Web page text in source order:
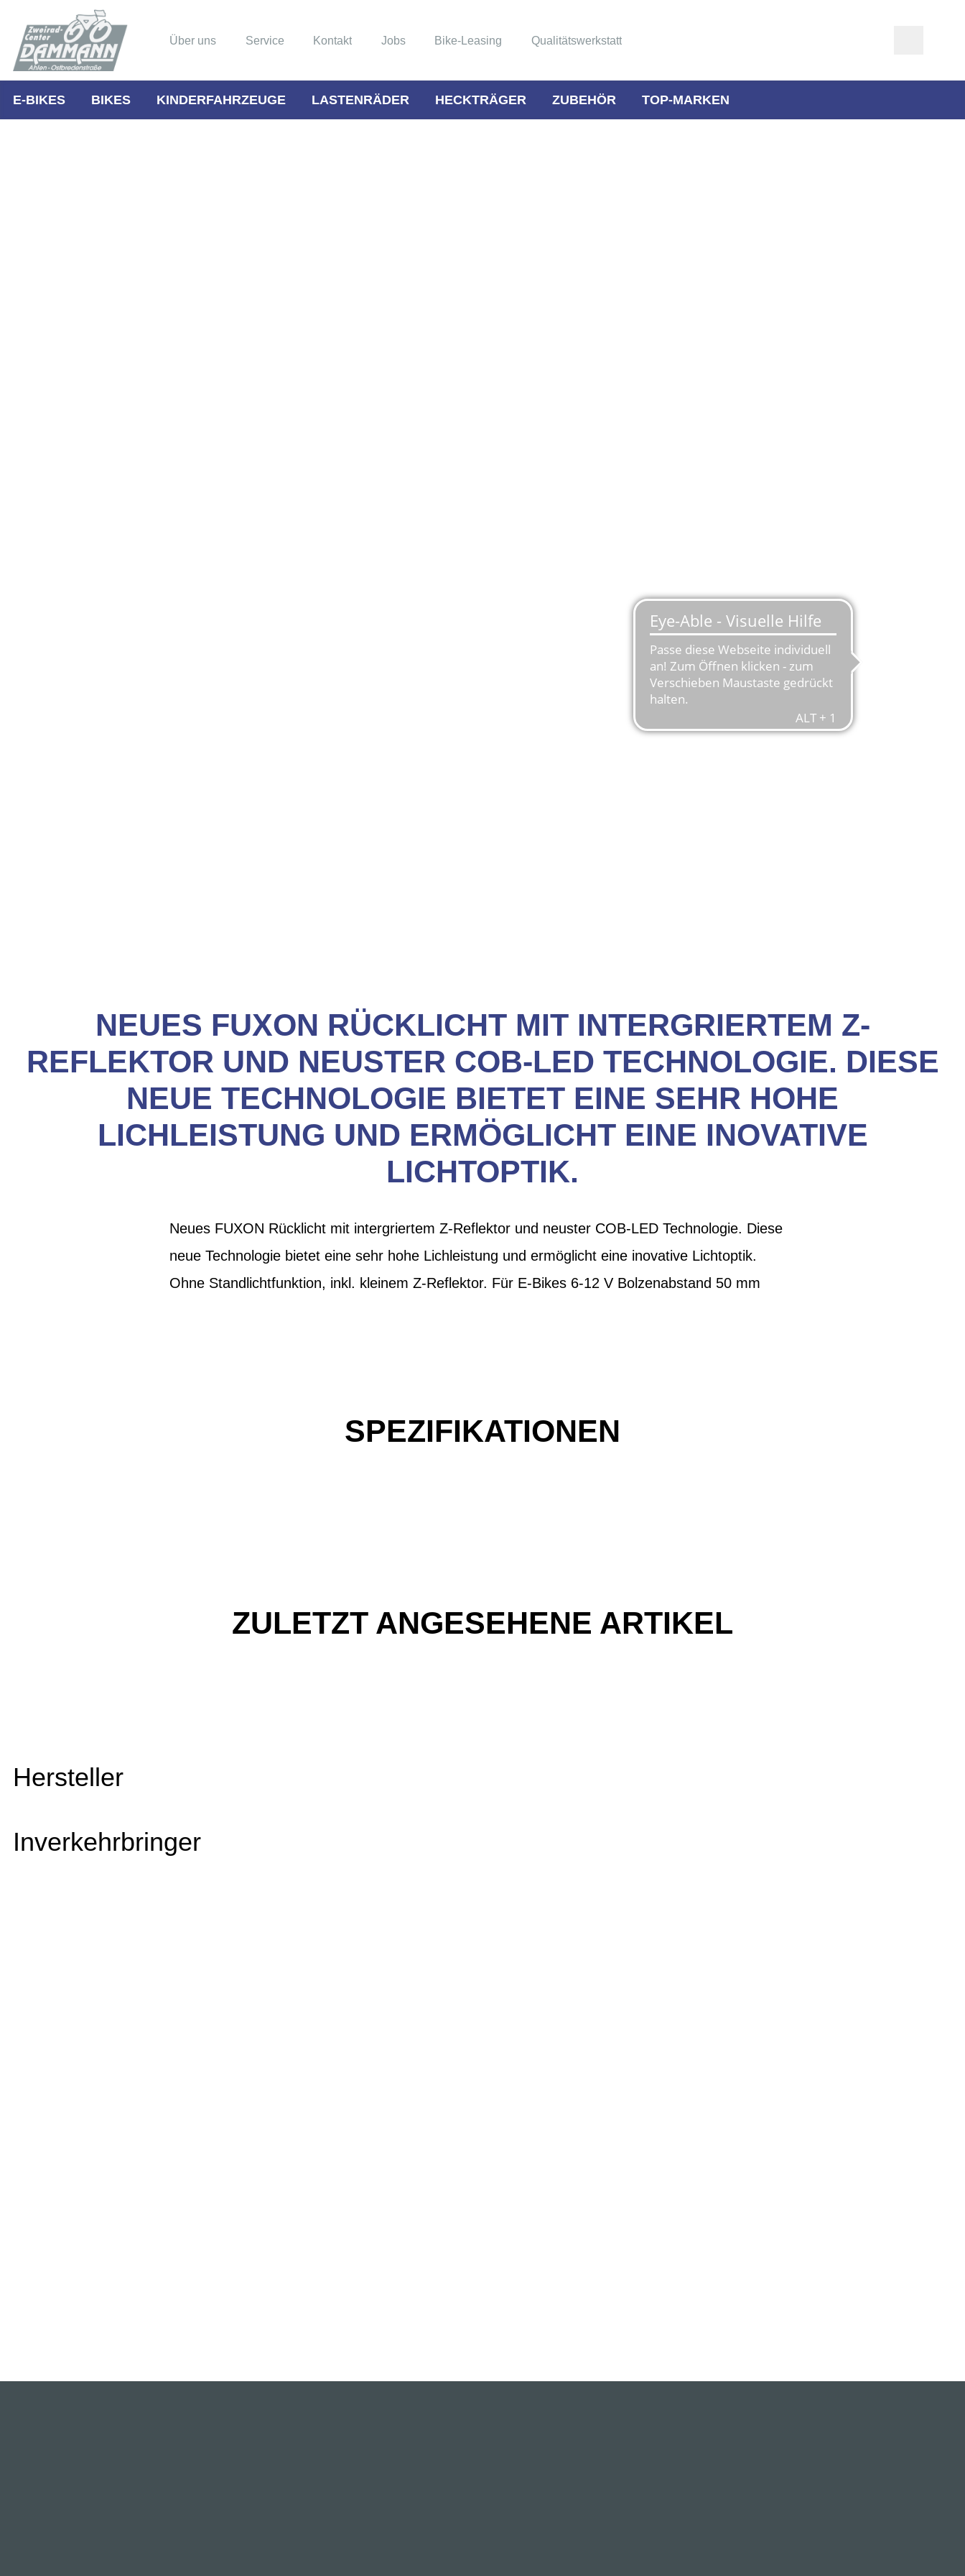
Über uns Service Kontakt Jobs Bike-Leasing Qualitätswerkstatt
E-BIKES BIKES KINDERFAHRZEUGE LASTENRÄDER HECKTRÄGER ZUBEHÖR TOP-MARKEN
NEUES FUXON RÜCKLICHT MIT INTERGRIERTEM Z-
REFLEKTOR UND NEUSTER COB-LED TECHNOLOGIE. DIESE
NEUE TECHNOLOGIE BIETET EINE SEHR HOHE
LICHLEISTUNG UND ERMÖGLICHT EINE INOVATIVE
LICHTOPTIK.
Neues FUXON Rücklicht mit intergriertem Z-Reflektor und neuster COB-LED Technologie. Diese
neue Technologie bietet eine sehr hohe Lichleistung und ermöglicht eine inovative Lichtoptik.
Ohne Standlichtfunktion, inkl. kleinem Z-Reflektor. Für E-Bikes 6-12 V Bolzenabstand 50 mm
SPEZIFIKATIONEN
ZULETZT ANGESEHENE ARTIKEL
Hersteller
Inverkehrbringer